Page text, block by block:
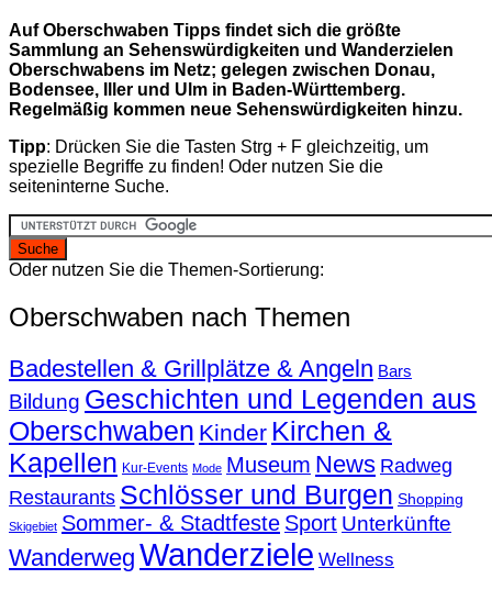
Auf Oberschwaben Tipps findet sich die größte
Sammlung an Sehenswürdigkeiten und Wanderzielen
Oberschwabens im Netz; gelegen zwischen Donau,
Bodensee, Iller und Ulm in Baden-Württemberg.
Regelmäßig kommen neue Sehenswürdigkeiten hinzu.
Tipp: Drücken Sie die Tasten Strg + F gleichzeitig, um
spezielle Begriffe zu finden! Oder nutzen Sie die
seiteninterne Suche.
Oder nutzen Sie die Themen-Sortierung:
Oberschwaben nach Themen
Badestellen & Grillplätze & Angeln Bars
Bildung Geschichten und Legenden aus
Oberschwaben Kinder Kirchen &
Kapellen Kur-Events Mode Museum News Radweg
Restaurants Schlösser und Burgen Shopping
Skigebiet Sommer- & Stadtfeste Sport Unterkünfte
Wanderweg Wanderziele Wellness